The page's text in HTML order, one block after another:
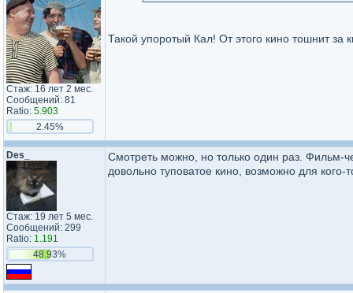
Стаж: 16 лет 2 мес.
Сообщений: 81
Ratio: 5.903
2.45%
Такой упоротый Кал! Oт этого кино тошнит за
Des_
Стаж: 19 лет 5 мес.
Сообщений: 299
Ratio: 1.191
48.93%
Смотреть можно, но только один раз. Фильм-
довольно туповатое кино, возможно для кого-